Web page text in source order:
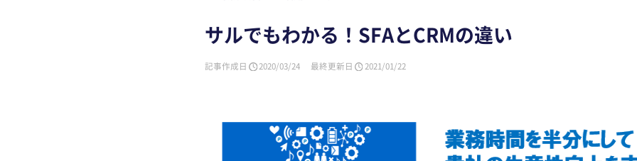
相続 不動産コンサルティング
相続ブログ
社長のブログ ～100年続く企業を
サルでもわかる！SFAとCRMの違い
記事作成日 2020/03/24 最終更新日 2021/01/22